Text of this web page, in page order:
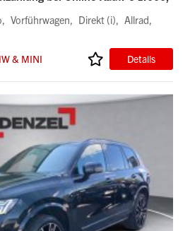
Vorführwagen Direkt (i)
Allrad
& MINI
Details